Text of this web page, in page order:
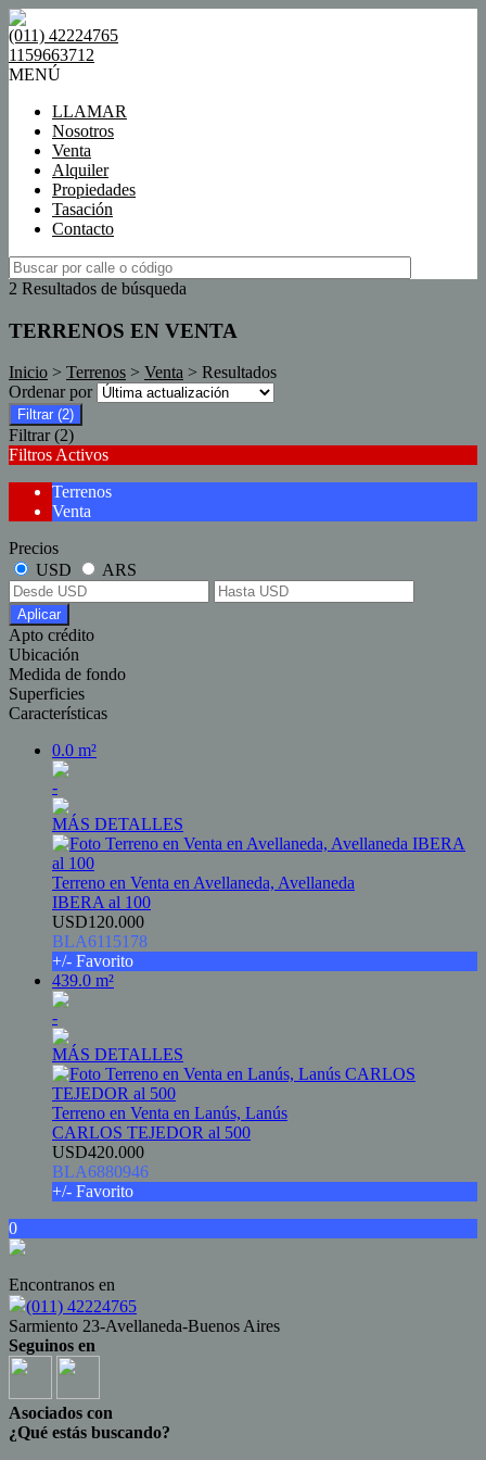
(011) 42224765
1159663712
MENÚ
LLAMAR
Nosotros
Venta
Alquiler
Propiedades
Tasación
Contacto
2 Resultados de búsqueda
TERRENOS EN VENTA
Inicio > Terrenos > Venta > Resultados
Ordenar por
Filtrar (2)
Filtrar (2)
Filtros Activos
Terrenos
Venta
Precios
USD
ARS
Aplicar
Apto crédito
Ubicación
Medida de fondo
Superficies
Características
0.0 m²
-
MÁS DETALLES
Terreno en Venta en Avellaneda, Avellaneda
IBERA al 100
USD120.000
BLA6115178
+/- Favorito
439.0 m²
-
MÁS DETALLES
Terreno en Venta en Lanús, Lanús
CARLOS TEJEDOR al 500
USD420.000
BLA6880946
+/- Favorito
0
Encontranos en
(011) 42224765
Sarmiento 23-Avellaneda-Buenos Aires
Seguinos en
Asociados con
¿Qué estás buscando?